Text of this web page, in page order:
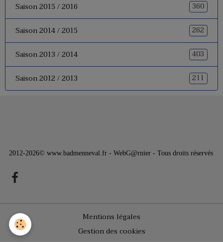
Saison 2015 / 2016 360
Saison 2014 / 2015 262
Saison 2013 / 2014 403
Saison 2012 / 2013 211
2012-2026© www.badmenneval.fr - WebG@rnier - Tous droits réservés
Mentions légales
Gestion des cookies